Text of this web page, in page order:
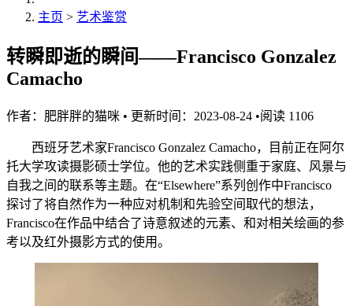
主页 > 艺术鉴赏
转瞬即逝的瞬间——Francisco Gonzalez
Camacho
作者： 肥胖胖的猫咪 • 更新时间：2023-08-24 •阅读 1106
西班牙艺术家Francisco Gonzalez Camacho，目前正在阿尔
托大学攻读摄影硕士学位。他的艺术实践侧重于家庭、风景与
自我之间的联系等主题。在“Elsewhere”系列创作中Francisco
探讨了将自然作为一种应对机制和先验空间取代的想法，
Francisco在作品中结合了诗意叙述的元素、和对相关绘画的参
考以及红外摄影方式的使用。